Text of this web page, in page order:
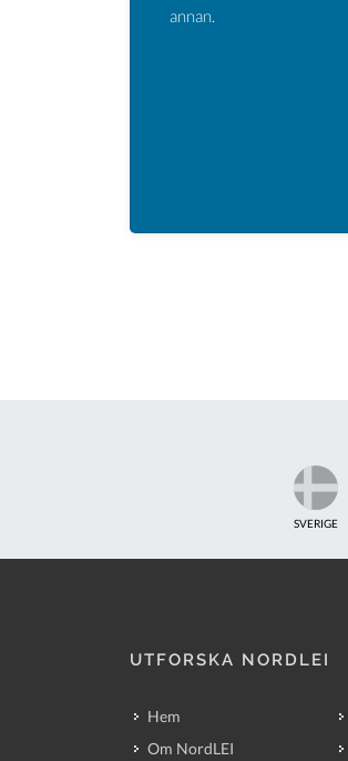
annan.
SVERIGE
UTFORSKA NORDLEI
Hem
Om NordLEI